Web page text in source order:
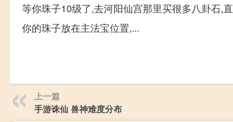
等你珠子10级了,去河阳仙宫那里买很多八卦石,
你的珠子放在主法宝位置,...
上一篇
手游诛仙 兽神难度分布